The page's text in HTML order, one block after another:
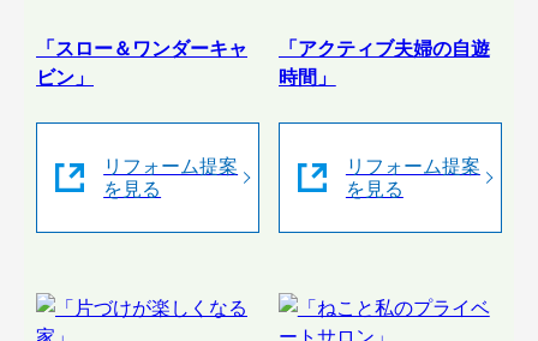
「スロー＆ワンダーキャ
ビン」
リフォーム提案
を見る
「アクティブ夫婦の自遊
時間」
リフォーム提案
を見る